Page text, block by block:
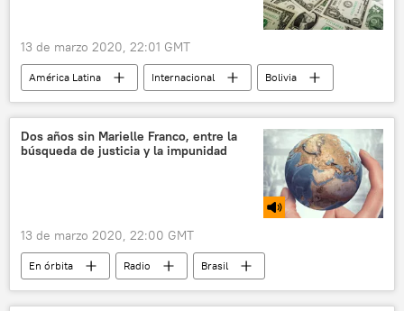
13 de marzo 2020, 22:01 GMT
América Latina Internacional
Bolivia
coronavirus
El coronavirus en Bolivia
noticias
Dos años sin Marielle Franco, entre la
búsqueda de justicia y la impunidad
13 de marzo 2020, 22:00 GMT
En órbita Radio
Brasil
Marielle Franco
Jair Bolsonaro